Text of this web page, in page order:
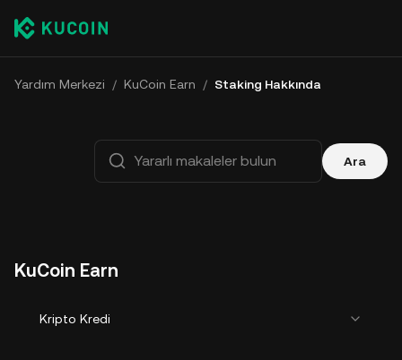
Yardım Merkezi / KuCoin Earn / Staking Hakkında
Ara
KuCoin Earn
Kripto Kredi